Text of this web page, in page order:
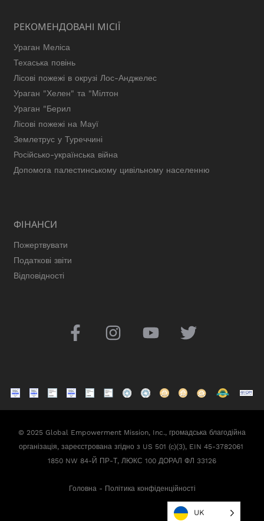
РЕКОМЕНДОВАНІ МІСІЇ
Ураган Меліса
Техаська повінь
Лісові пожежі в окрузі Лос-Анджелес
Ураган "Хелен" та "Мілтон
Ураган "Берил
Лісові пожежі на Мауї
Землетрус у Туреччині
Російсько-українська війна
Допомога палестинському цивільному населенню
ФІНАНСИ
Пожертвувати
Податкові звіти
Відповідності
© 2025 Global Empowerment Mission, Inc., громадська благодійна
організація, зареєстрована згідно з US 501 (c)(3), EIN 45-3782061
1850 NW 84-Й ПР-Т, ЛЮКС 100 ДОРАЛ ФЛ 33126
Головна- Політика конфіденційності
UK